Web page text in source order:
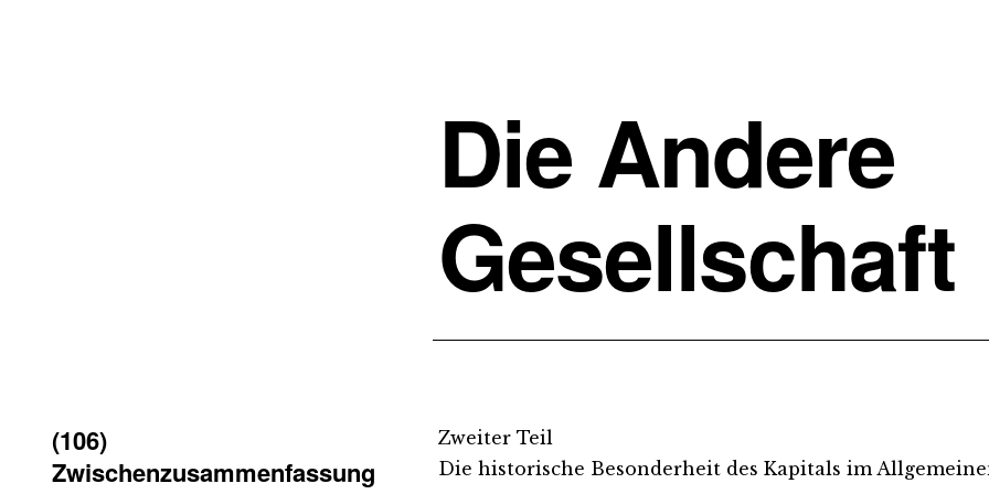
Die Andere
Gesellschaft
(106)
Zwischenzusammenfassung
Zweiter Teil
Die historische Besonderheit des Kapitals im